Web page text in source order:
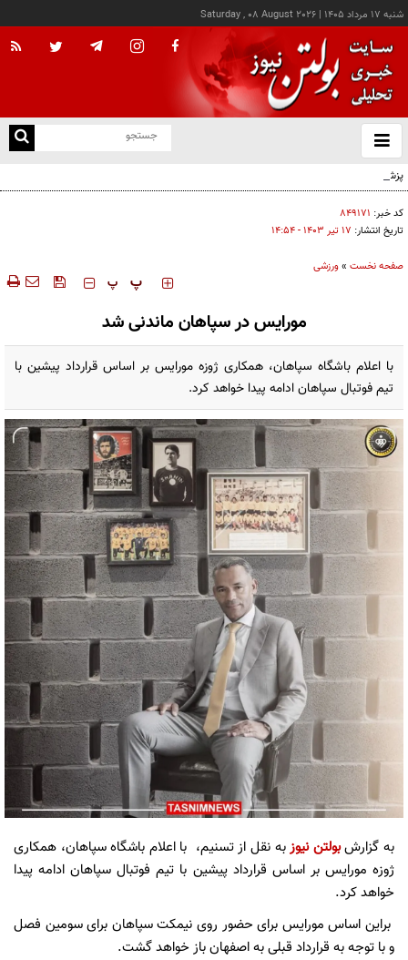
شنبه ۱۷ مرداد ۱۴۰۵ |
Saturday , 08 August 2026
باز
و
پزشکیان: خدمت بی‌منت و مشارکت مردمی، پایه حل مشکلات کشور است
کد خبر: ۸۴۹۱۷۱
تاریخ انتشار: ۱۷ تير ۱۴۰۳ - ۱۴:۵۴
صفحه نخست »ورزشی
‍‍‍ پ پ
مورایس در سپاهان ماندنی شد
با اعلام باشگاه سپاهان، همکاری ژوزه مورایس بر اساس قرارداد پیشین با
تیم فوتبال سپاهان ادامه پیدا خواهد کرد.
به گزارشبولتن نیوزبه نقل از تسنیم، با اعلام باشگاه سپاهان، همکاری
ژوزه مورایس بر اساس قرارداد پیشین با تیم فوتبال سپاهان ادامه پیدا
خواهد کرد.
براین اساس مورایس برای حضور روی نیمکت سپاهان برای سومین فصل
و با توجه به قرارداد قبلی به اصفهان باز خواهد گشت.